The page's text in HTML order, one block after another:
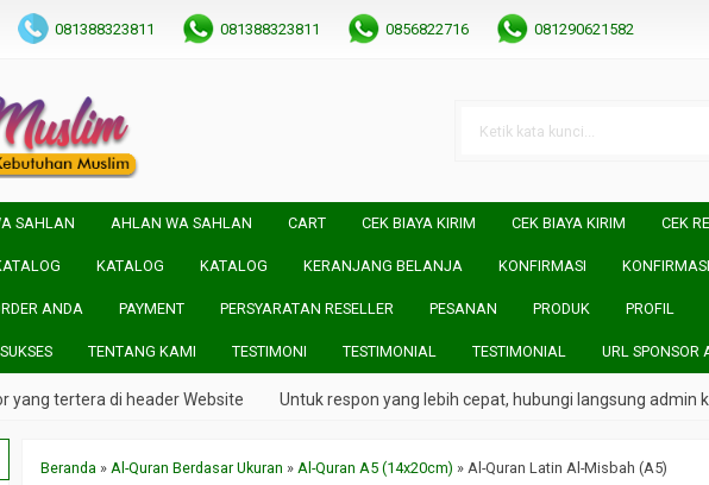
081388323811 081388323811 0856822716 081290621582
SAHLAN AHLAN WA SAHLAN CART CEK BIAYA KIRIM CEK BIAYA KIRIM CEK
KATALOG KATALOG KERANJANG BELANJA KONFIRMASI KONFIRMASI
ANDA PAYMENT PERSYARATAN RESELLER PESANAN PRODUK PROFIL
SUKSES TENTANG KAMI TESTIMONI TESTIMONIAL TESTIMONIAL URL SPONSOR
tertera di header Website Untuk respon yang lebih cepat, hubungi langsung admin
Beranda »Al-Quran Berdasar Ukuran »Al-Quran A5 (14x20cm) »Al-Quran Latin Al-Misbah (A5)